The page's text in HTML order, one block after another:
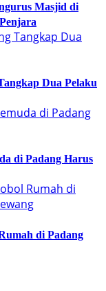
Masjid di
Dua Pelaku
di Padang Harus
di Padang